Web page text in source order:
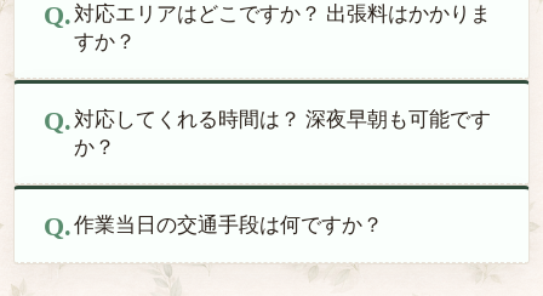
対応エリアはどこですか？ 出張料はかかりま
すか？
対応してくれる時間は？ 深夜早朝も可能です
か？
作業当日の交通手段は何ですか？